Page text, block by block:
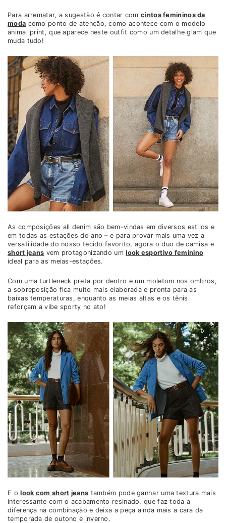
Para arrematar, a sugestão é contar com cintos femininos da
moda como ponto de atenção, como acontece com o modelo
animal print, que aparece neste outfit como um detalhe glam que
muda tudo!
As composições all denim são bem-vindas em diversos estilos e
em todas as estações do ano – e para provar mais uma vez a
versatilidade do nosso tecido favorito, agora o duo de camisa e
short jeans vem protagonizando umlook esportivo feminino
ideal para as meias-estações.
Com uma turtleneck preta por dentro e um moletom nos ombros,
a sobreposição fica muito mais elaborada e pronta para as
baixas temperaturas, enquanto as meias altas e os tênis
reforçam a vibe sporty no ato!
E olook com short jeans também pode ganhar uma textura mais
interessante com o acabamento resinado, que faz toda a
diferença na combinação e deixa a peça ainda mais a cara da
temporada de outono e inverno.